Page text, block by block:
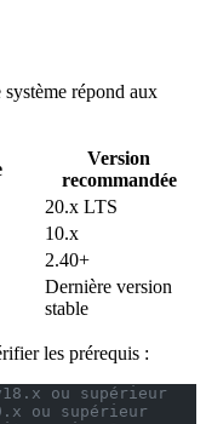
répond aux
Version
recommandée
20.x LTS
10.x
2.40+
Dernière version
stable
les prérequis :
ou supérieur
ou supérieur